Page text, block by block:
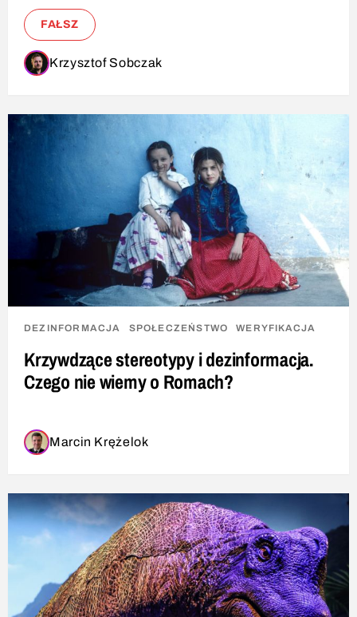
FAŁSZ
Krzysztof Sobczak
DEZINFORMACJA SPOŁECZEŃSTWO WERYFIKACJA
Krzywdzące stereotypy i dezinformacja.
Czego nie wiemy o Romach?
Marcin Krężelok